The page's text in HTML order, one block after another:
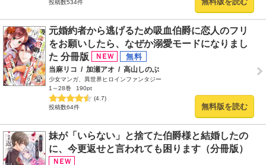
投稿数534件
元婚約者から逃げるため吸血伯爵に恋人のフリ
をお願いしたら、なぜか溺愛モードになりまし
た 分冊版
当麻リコ / 加瀬アオ / 高山しのぶ
少女マンガ、異世界ヒロインファンタジー
1～28巻
190pt
(4.7)
投稿数64件
無料版を読む
妹が「いらない」と捨てた伯爵様と結婚したの
に、今更返せと言われても困ります（分冊版）